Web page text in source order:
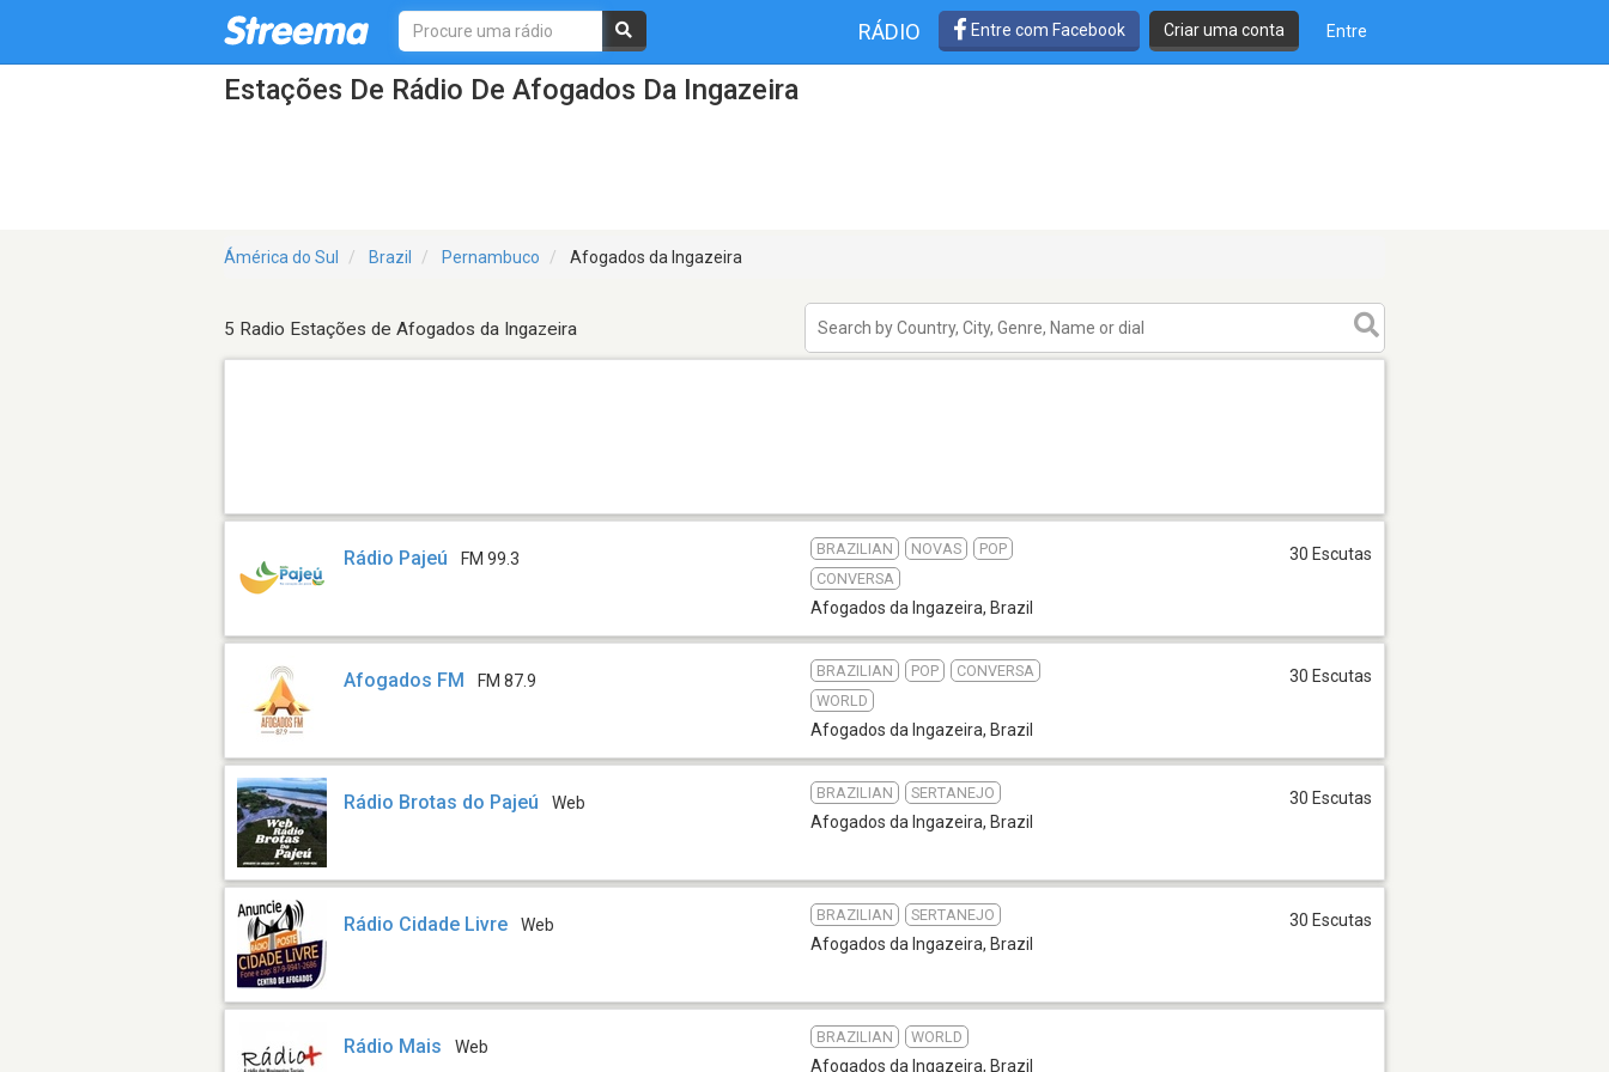
RÁDIO Entre com Facebook Criar uma conta Entre
Estações De Rádio De Afogados Da Ingazeira
Ámérica do Sul Brazil Pernambuco Afogados da Ingazeira
5 Radio Estações de Afogados da Ingazeira
Rádio Pajeú FM 99.3
BRAZILIAN NOVAS
POP
CONVERSA
Afogados da Ingazeira, Brazil
30 Escutas
Afogados FM FM 87.9
BRAZILIAN POP
CONVERSA
WORLD
Afogados da Ingazeira, Brazil
30 Escutas
Rádio Brotas do Pajeú Web
BRAZILIAN SERTANEJO
Afogados da Ingazeira, Brazil
30 Escutas
Rádio Cidade Livre Web
BRAZILIAN SERTANEJO
Afogados da Ingazeira, Brazil
30 Escutas
Rádio Mais Web
BRAZILIAN WORLD
Afogados da Ingazeira, Brazil